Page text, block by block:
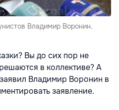
Владимир Воронин.
Вы до сих пор не
в коллективе? А
Владимир Воронин в
заявление.